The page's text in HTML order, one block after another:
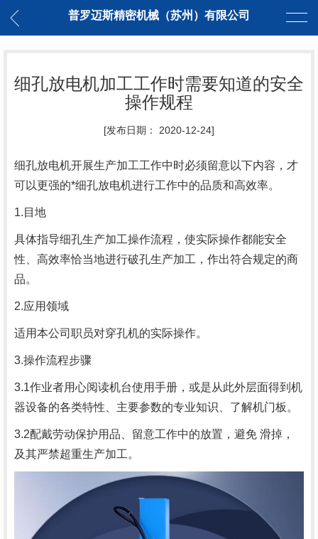
普罗迈斯精密机械（苏州）有限公司
细孔放电机加工工作时需要知道的安全
操作规程
[发布日期： 2020-12-24]
细孔放电机开展生产加工工作中时必须留意以下内容，才
可以更强的*细孔放电机进行工作中的品质和高效率。
1.目地
具体指导细孔生产加工操作流程，使实际操作都能安全
性、高效率恰当地进行破孔生产加工，作出符合规定的商
品。
2.应用领域
适用本公司职员对穿孔机的实际操作。
3.操作流程步骤
3.1作业者用心阅读机台使用手册，或是从此外层面得到机
器设备的各类特性、主要参数的专业知识、了解机门板。
3.2配戴劳动保护用品、留意工作中的放置，避免 滑掉，
及其严禁超重生产加工。